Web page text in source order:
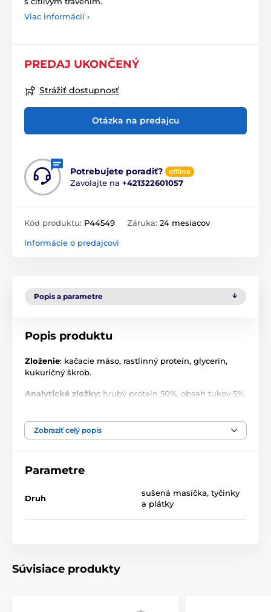
Viac informácií ›
PREDAJ UKONČENÝ
Strážiť dostupnosť
Otázka na predajcu
Potrebujete poradiť? offline
Zavolajte na +421322601057
Kód produktu: P44549 Záruka: 24 mesiacov
Informácie o predajcovi
Popis a parametre
Popis produktu
Zloženie: kačacie mäso, rastlinný proteín, glycerín,
kukuričný škrob.
Analytické zložky: hrubý proteín 50%, obsah tukov 5%,
Zobraziť celý popis
Parametre
Druh
sušená masíčka, tyčinky
a plátky
Súvisiace produkty